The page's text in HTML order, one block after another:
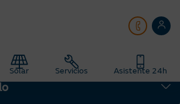
Solar Servicios Asistente 24h
responsables para estas Navidades